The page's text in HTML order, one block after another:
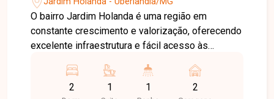
O bairro Jardim Holanda é uma região em
constante crescimento e valorização, oferecendo
excelente infraestrutura e fácil acesso às
supermercados, escolas, farmácias, comércios e
diversos serviços, o bairro proporciona
2 1 1 2